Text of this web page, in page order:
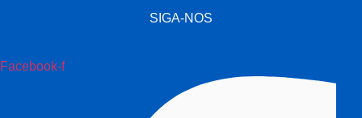
SIGA-NOS
Facebook-f